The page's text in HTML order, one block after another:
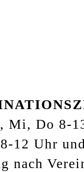
Mi, Do 8-
12 Uhr
nach